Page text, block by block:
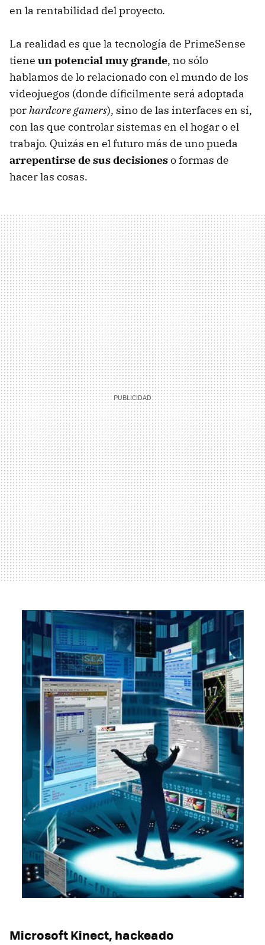
en la rentabilidad del proyecto.
La realidad es que la tecnología de PrimeSense
tiene un potencial muy grande, no sólo
hablamos de lo relacionado con el mundo de los
videojuegos (donde díficilmente será adoptada
porhardcore gamers), sino de las interfaces en sí,
con las que controlar sistemas en el hogar o el
trabajo. Quizás en el futuro más de uno pueda
arrepentirse de sus decisioneso formas de
hacer las cosas.
Microsoft Kinect, hackeado